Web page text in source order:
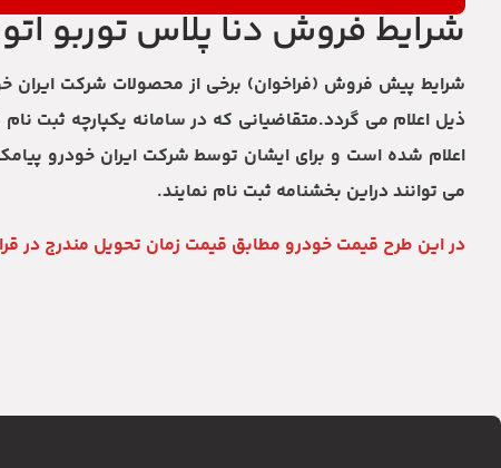
شرایط فروش دنا پلاس توربو
اعلام شده است و برای ایشان توسط شرکت ایران خودرو
می توانند دراین بخشنامه ثبت نام نمایند.
در این طرح قیمت خودرو مطابق قیمت زمان تحویل مندرج در